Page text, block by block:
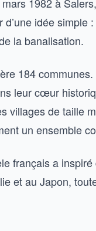
idée simple
la banalisation.
184
leur cœur
villages de taille
un ensemble
français a
et au Japon,